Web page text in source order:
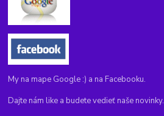
My na mape Google :) a na Facebooku.
Dajte nám like a budete vedieť naše novinky.